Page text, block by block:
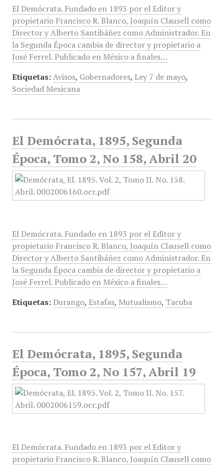
El Demócrata. Fundado en 1893 por el Editor y
propietario Francisco R. Blanco, Joaquín Clausell como
Director y Alberto Santibáñez como Administrador. En
la Segunda Época cambia de director y propietario a
José Ferrel. Publicado en México a finales…
Etiquetas: Avisos, Gobernadores, Ley 7 de mayo,
Sociedad Mexicana
El Demócrata, 1895, Segunda
Época, Tomo 2, No 158, Abril 20
El Demócrata. Fundado en 1893 por el Editor y
propietario Francisco R. Blanco, Joaquín Clausell como
Director y Alberto Santibáñez como Administrador. En
la Segunda Época cambia de director y propietario a
José Ferrel. Publicado en México a finales…
Etiquetas: Durango, Estafas, Mutualismo, Tacuba
El Demócrata, 1895, Segunda
Época, Tomo 2, No 157, Abril 19
El Demócrata. Fundado en 1893 por el Editor y
propietario Francisco R. Blanco, Joaquín Clausell como